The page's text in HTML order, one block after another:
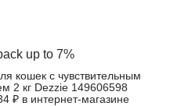
up to 7%
кошек с чувствительным
2 кг Dezzie 149606598
₽ в интернет‑магазине